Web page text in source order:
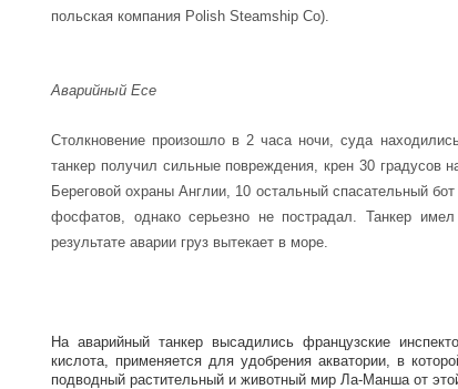
польская компания Polish Steamship Co).
Аварийный Ece
Столкновение произошло в 2 часа ночи, суда
танкер получил сильные повреждения, крен 30 градусов
Береговой охраны Англии, 10 остальный спасательный
фосфатов, однако серьезно не пострадал. Танкер
результате аварии груз вытекает в море.
На аварийный танкер высадились французские
кислота, применяется для удобрения акватории, в
подводный растительный и животный мир Ла-Манша от